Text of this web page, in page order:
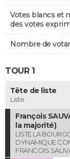
Votes blancs et
des votes
Nombre de
TOUR 1
Tête de liste
Liste
François
la majorité)
LISTE LA
DYNAMIQUE
FRANCOIS